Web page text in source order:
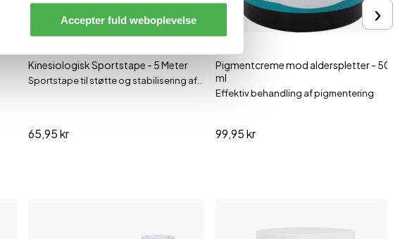
Accepter fuld weboplevelse
Kinesiologisk Sportstape - 5 Meter
Sportstape til støtte og stabilisering af..
65,95 kr
Pigmentcreme mod alderspletter - 50
ml
Effektiv behandling af pigmentering
99,95 kr
›